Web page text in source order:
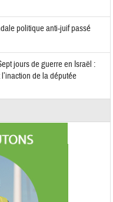
politique anti-juif passé
jours de guerre en Israël :
de la députée